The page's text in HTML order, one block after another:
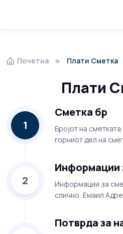
Почетна Плати Сметка
Плати
1
Сметка бр
Бројот на
горниот дел на
2
Информации
Информации за
слично, Емаил
Потврда за